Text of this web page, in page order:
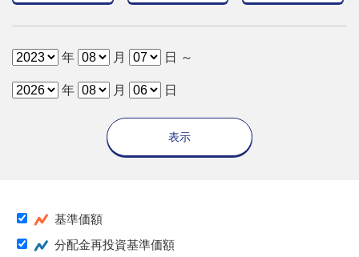
年 月 日 ～
年 月 日
表示
基準価額
分配金再投資基準価額